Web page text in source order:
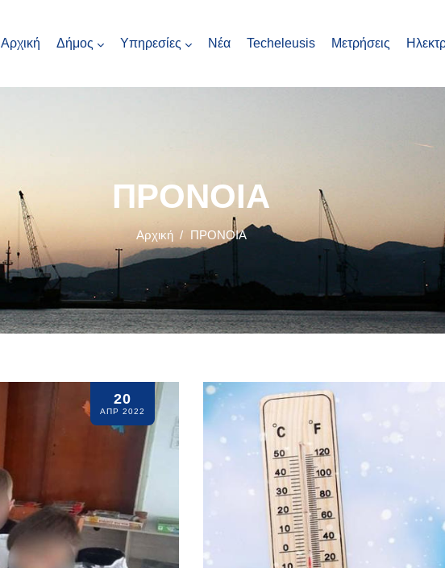
Αρχική Δήμος Υπηρεσίες Νέα Techeleusis Μετρήσεις
ΠΡΟΝΟΙΑ
Αρχική / ΠΡΟΝΟΙΑ
20
ΑΠΡ 2022